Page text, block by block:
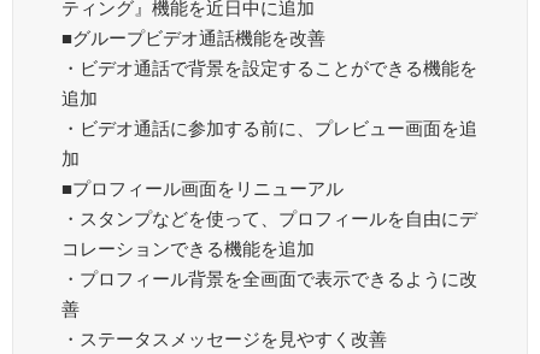
ティング』機能を近日中に追加
■グループビデオ通話機能を改善
・ビデオ通話で背景を設定することができる機能を
追加
・ビデオ通話に参加する前に、プレビュー画面を追
加
■プロフィール画面をリニューアル
・スタンプなどを使って、プロフィールを自由にデ
コレーションできる機能を追加
・プロフィール背景を全画面で表示できるように改
善
・ステータスメッセージを見やすく改善